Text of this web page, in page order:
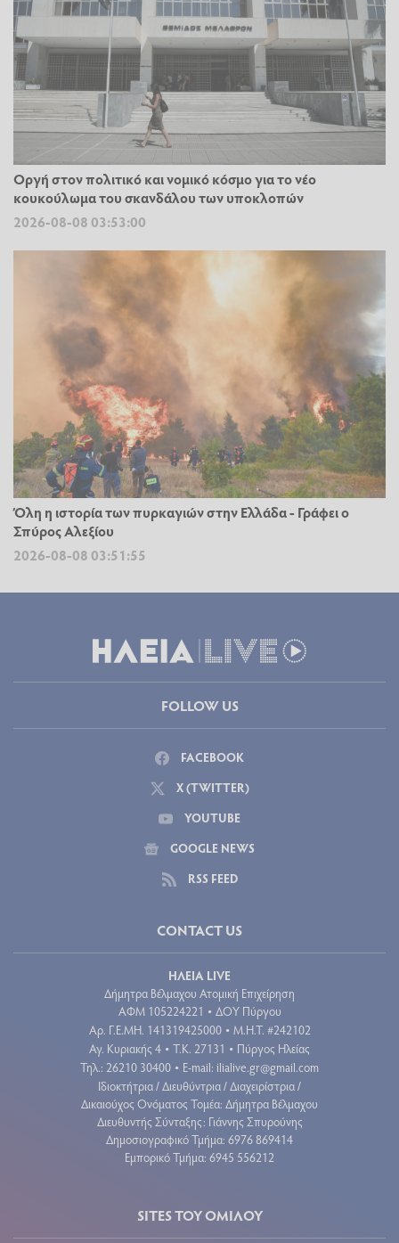
Οργή στον πολιτικό και νομικό κόσμο για το νέο
κουκούλωμα του σκανδάλου των υποκλοπών
2026-08-08 03:53:00
Όλη η ιστορία των πυρκαγιών στην Ελλάδα - Γράφει ο
Σπύρος Αλεξίου
2026-08-08 03:51:55
FOLLOW US
FACEBOOK
X (TWITTER)
YOUTUBE
GOOGLE NEWS
RSS FEED
CONTACT US
ΗΛΕΙΑ LIVE
Δήμητρα Βέλμαχου Ατομική Επιχείρηση
ΑΦΜ 105224221 • ΔΟΥ Πύργου
Aρ. Γ.Ε.ΜΗ. 141319425000 • Μ.Η.Τ. #242102
Αγ. Κυριακής 4 • Τ.Κ. 27131 • Πύργος Ηλείας
Τηλ.: 26210 30400 • E-mail: ilialive.gr@gmail.com
Ιδιοκτήτρια / Διευθύντρια / Διαχειρίστρια /
Δικαιούχος Ονόματος Τομέα: Δήμητρα Βέλμαχου
Διευθυντής Σύνταξης: Γιάννης Σπυρούνης
Δημοσιογραφικό Τμήμα: 6976 869414
Εμπορικό Τμήμα: 6945 556212
SITES ΤΟΥ ΟΜΙΛΟΥ